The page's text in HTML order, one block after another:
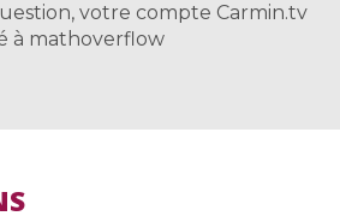
votre compte Carmin.tv
à mathoverflow